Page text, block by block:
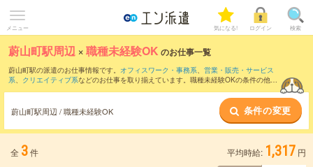
メニュー 気になる! ログイン 検索
蔚山町駅周辺 ×職種未経験OK のお仕事一覧
蔚山町駅の派遣のお仕事情報です。 オフィスワーク・事務系、 営業・販売・サービス
系、 クリエイティブ系などのお仕事を取り揃えています。職種未経験OKの条件の他
蔚山町駅周辺 / 職種未経験OK 条件の変更
全 3件 平均時給: 1,317 円